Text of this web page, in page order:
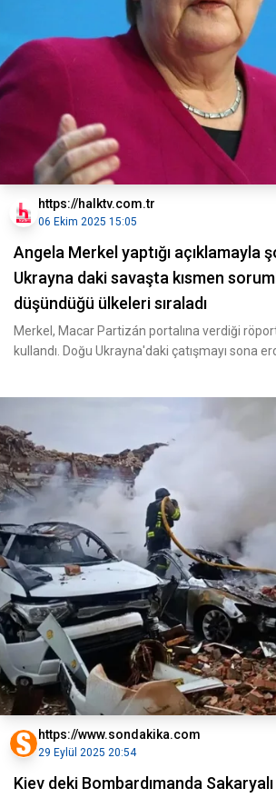
https://halktv.com.tr
06 Ekim 2025 15:05
Angela Merkel yaptığı açıklamayla
Ukrayna daki savaşta kısmen
düşündüğü ülkeleri sıraladı
Merkel, Macar Partizán portalına verdiği
kullandı. Doğu Ukrayna'daki çatışmayı sona
https://www.sondakika.com
29 Eylül 2025 20:54
Kiev deki Bombardımanda